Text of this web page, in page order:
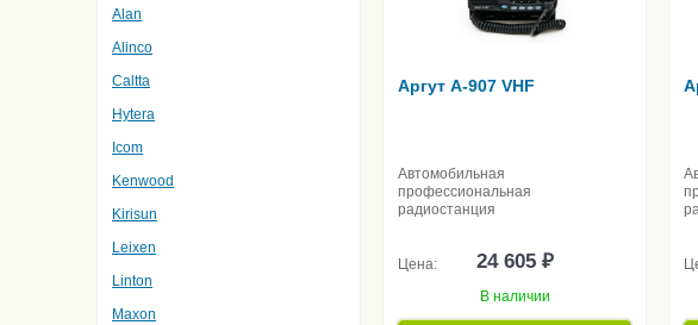
Alan
Alinco
Caltta
Hytera
Icom
Kenwood
Kirisun
Leixen
Linton
Maxon
Аргут А-907 VHF
Автомобильная
профессиональная
радиостанция
Цена: 24 605 ₽
В наличии